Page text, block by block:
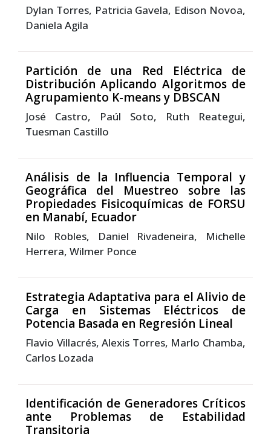
Dylan Torres, Patricia Gavela, Edison Novoa,
Daniela Agila
Partición de una Red Eléctrica de
Distribución Aplicando Algoritmos de
Agrupamiento K-means y DBSCAN
José Castro, Paúl Soto, Ruth Reategui,
Tuesman Castillo
Análisis de la Influencia Temporal y
Geográfica del Muestreo sobre las
Propiedades Fisicoquímicas de FORSU
en Manabí, Ecuador
Nilo Robles, Daniel Rivadeneira, Michelle
Herrera, Wilmer Ponce
Estrategia Adaptativa para el Alivio de
Carga en Sistemas Eléctricos de
Potencia Basada en Regresión Lineal
Flavio Villacrés, Alexis Torres, Marlo Chamba,
Carlos Lozada
Identificación de Generadores Críticos
ante Problemas de Estabilidad
Transitoria